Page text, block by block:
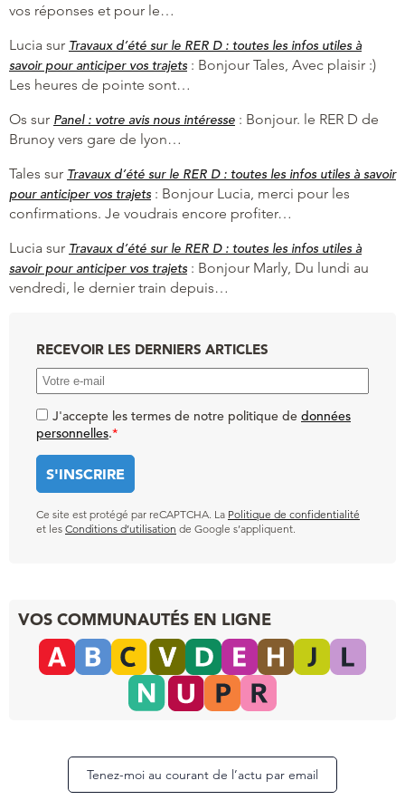
vos réponses et pour le…
Lucia sur Travaux d’été sur le RER D : toutes les infos utiles à
savoir pour anticiper vos trajets : Bonjour Tales, Avec plaisir :)
Les heures de pointe sont…
Os sur Panel : votre avis nous intéresse : Bonjour. le RER D de
Brunoy vers gare de lyon…
Tales sur Travaux d’été sur le RER D : toutes les infos utiles à savoir
pour anticiper vos trajets : Bonjour Lucia, merci pour les
confirmations. Je voudrais encore profiter…
Lucia sur Travaux d’été sur le RER D : toutes les infos utiles à
savoir pour anticiper vos trajets : Bonjour Marly, Du lundi au
vendredi, le dernier train depuis…
RECEVOIR LES DERNIERS ARTICLES
J'accepte les termes de notre politique de données
personnelles.*
Ce site est protégé par reCAPTCHA. La Politique de confidentialité
et les Conditions d’utilisation de Google s’appliquent.
VOS COMMUNAUTÉS EN LIGNE
Tenez-moi au courant de l’actu par email